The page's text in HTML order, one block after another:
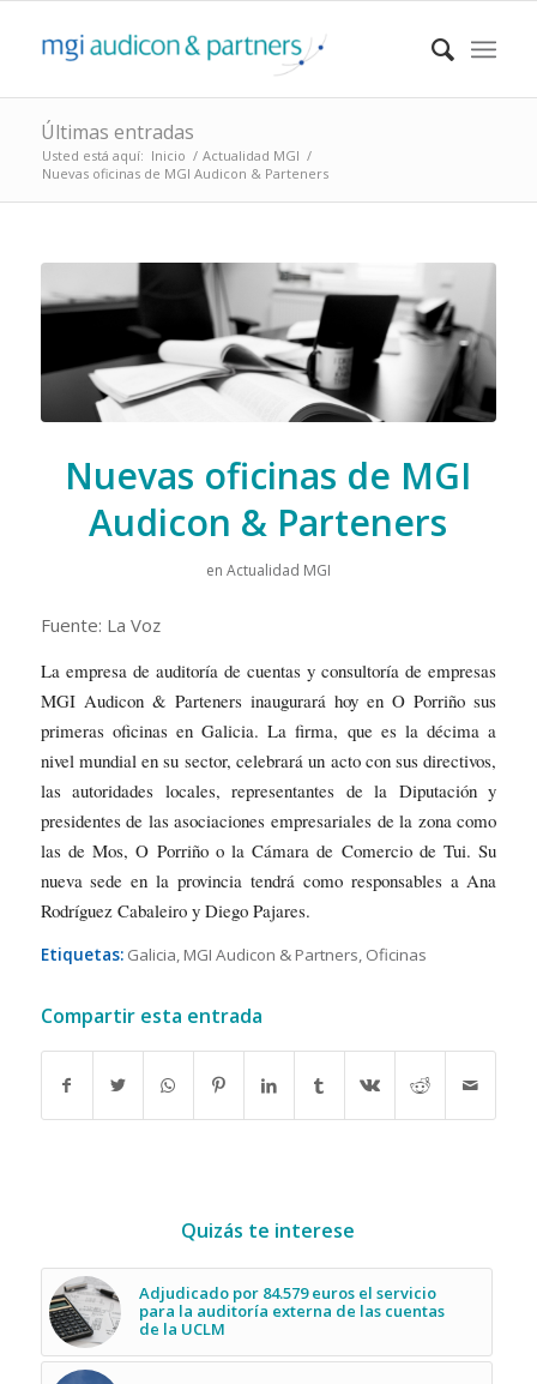
Últimas entradas
Usted está aquí: Inicio / Actualidad MGI /
Nuevas oficinas de MGI Audicon & Parteners
Nuevas oficinas de MGI
Audicon & Parteners
en Actualidad MGI
Fuente: La Voz
La empresa de auditoría de cuentas y consultoría de empresas
MGI Audicon & Parteners inaugurará hoy en O Porriño sus
primeras oficinas en Galicia. La firma, que es la décima a
nivel mundial en su sector, celebrará un acto con sus directivos,
las autoridades locales, representantes de la Diputación y
presidentes de las asociaciones empresariales de la zona como
las de Mos, O Porriño o la Cámara de Comercio de Tui. Su
nueva sede en la provincia tendrá como responsables a Ana
Rodríguez Cabaleiro y Diego Pajares.
Etiquetas: Galicia, MGI Audicon & Partners, Oficinas
Compartir esta entrada
Quizás te interese
Adjudicado por 84.579 euros el servicio
para la auditoría externa de las cuentas
de la UCLM